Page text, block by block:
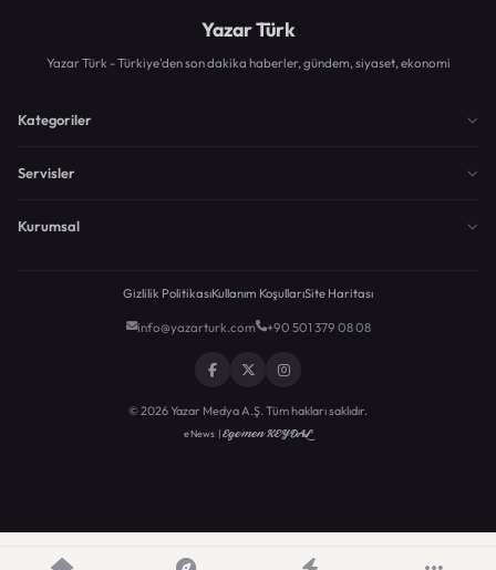
Yazar Türk
Yazar Türk - Türkiye'den son dakika haberler, gündem, siyaset, ekonomi
Kategoriler
Servisler
Kurumsal
Gizlilik PolitikasıKullanım KoşullarıSite Haritası
info@yazarturk.com +90 501 379 08 08
© 2026 Yazar Medya A.Ş. Tüm hakları saklıdır.
eNews |Egemen KEYDAL